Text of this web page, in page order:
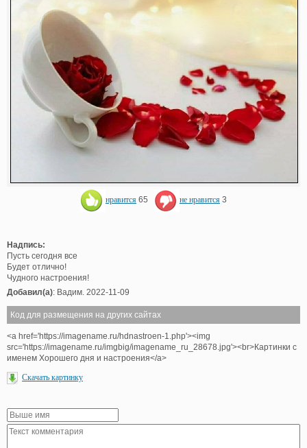
нравится 65 не нравится 3
Надпись:
Пусть сегодня все
Будет отлично!
Чудного настроения!
Добавил(а): Вадим. 2022-11-09
Код для размещения на других сайтах
<a href='https://imagename.ru/hdnastroen-1.php'><img
src='https://imagename.ru/imgbig/imagename_ru_28678.jpg'><br>Картинки с
именем Хорошего дня и настроения</a>
Скачать картинку